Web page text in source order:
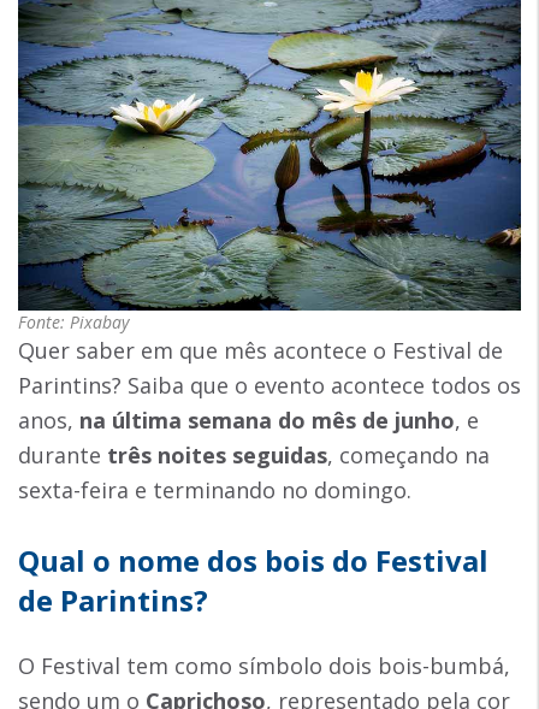
Fonte: Pixabay
Quer saber em que mês acontece o Festival de
Parintins? Saiba que o evento acontece todos os
anos, na última semana do mês de junho, e
durante três noites seguidas, começando na
sexta-feira e terminando no domingo.
Qual o nome dos bois do Festival
de Parintins?
O Festival tem como símbolo dois bois-bumbá,
sendo um o Caprichoso, representado pela cor